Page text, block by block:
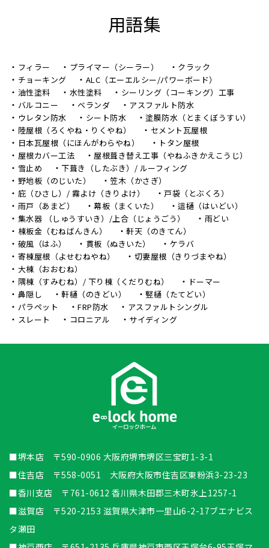
用語集
フィラー プライマー（シーラー）
クラック
チョーキング
ALC（エーエルシー/パワーボード）
油性塗料
水性塗料
シーリング（コーキング）工事
バルコニー
ベランダ
アスファルト防水
ウレタン防水
シート防水
塗膜防水（とまくぼうすい）
陸屋根（ろくやね・りくやね）
セメント瓦屋根
日本瓦屋根（にほんがわらやね）
トタン屋根
屋根カバー工法
屋根葺き替え工事（やねふきかえこうじ）
雪止め
下葺き（したぶき）/ ルーフィング
野地板（のじいた）
笠木（かさぎ）
庇（ひさし）/ 霧よけ（きりよけ）
戸袋（とぶくろ）
雨戸（あまど）
幕板（まくいた）
這樋（はいどい）
集水器 （しゅうすいき）/上合（じょうごう）
雨どい
棟板金（むねばんきん）
軒天（のきてん）
破風（はふ）
貫板（ぬきいた）
ケラバ
寄棟屋根（よせむねやね）
切妻屋根（きりづまやね）
大棟（おおむね）
隅棟（すみむね）/ 下り棟（くだりむね）
ドーマー
鼻隠し
軒樋（のきどい）
竪樋（たてどい）
パラペット
FRP防水
アスファルトシングル
スレート
コロニアル サイディング
■堺本店 〒590-0906 大阪府堺市堺区三宝町1-3-1
■住吉店 〒558-0051 大阪府大阪市住吉区東粉浜3-23-23
■香川支店 〒761-0612 香川県木田郡三木町氷上1257-1
■滋賀店 〒520-2153 滋賀県大津市一里山6-2-17ブエナビス
タ瀬田